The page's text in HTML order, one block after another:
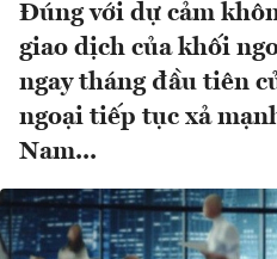
Đúng với dự cảm
giao dịch của khối
ngay tháng đầu tiên
ngoại tiếp tục xả
Nam...